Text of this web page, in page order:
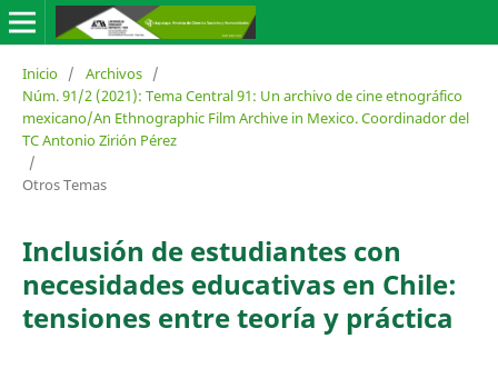
Inicio / Archivos /
Núm. 91/2 (2021): Tema Central 91: Un archivo de cine etnográfico
mexicano/An Ethnographic Film Archive in Mexico. Coordinador del
TC Antonio Zirión Pérez
/
Otros Temas
Inclusión de estudiantes con
necesidades educativas en Chile:
tensiones entre teoría y práctica